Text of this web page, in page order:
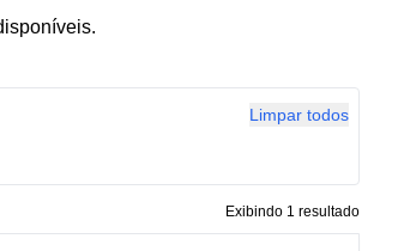
Limpar todos
Exibindo 1 resultado